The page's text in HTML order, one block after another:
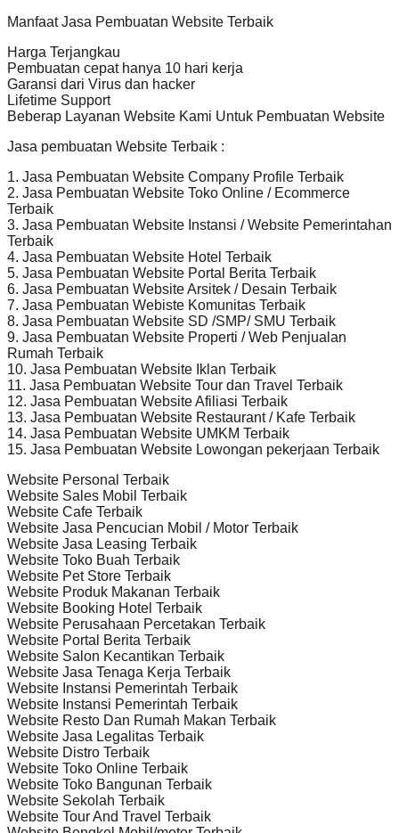
Manfaat Jasa Pembuatan Website Terbaik
Harga Terjangkau
Pembuatan cepat hanya 10 hari kerja
Garansi dari Virus dan hacker
Lifetime Support
Beberap Layanan Website Kami Untuk Pembuatan Website
Jasa pembuatan Website Terbaik :
1. Jasa Pembuatan Website Company Profile Terbaik
2. Jasa Pembuatan Website Toko Online / Ecommerce
Terbaik
3. Jasa Pembuatan Website Instansi / Website Pemerintahan
Terbaik
4. Jasa Pembuatan Website Hotel Terbaik
5. Jasa Pembuatan Website Portal Berita Terbaik
6. Jasa Pembuatan Website Arsitek / Desain Terbaik
7. Jasa Pembuatan Webiste Komunitas Terbaik
8. Jasa Pembuatan Website SD /SMP/ SMU Terbaik
9. Jasa Pembuatan Website Properti / Web Penjualan
Rumah Terbaik
10. Jasa Pembuatan Website Iklan Terbaik
11. Jasa Pembuatan Website Tour dan Travel Terbaik
12. Jasa Pembuatan Website Afiliasi Terbaik
13. Jasa Pembuatan Website Restaurant / Kafe Terbaik
14. Jasa Pembuatan Website UMKM Terbaik
15. Jasa Pembuatan Website Lowongan pekerjaan Terbaik
Website Personal Terbaik
Website Sales Mobil Terbaik
Website Cafe Terbaik
Website Jasa Pencucian Mobil / Motor Terbaik
Website Jasa Leasing Terbaik
Website Toko Buah Terbaik
Website Pet Store Terbaik
Website Produk Makanan Terbaik
Website Booking Hotel Terbaik
Website Perusahaan Percetakan Terbaik
Website Portal Berita Terbaik
Website Salon Kecantikan Terbaik
Website Jasa Tenaga Kerja Terbaik
Website Instansi Pemerintah Terbaik
Website Instansi Pemerintah Terbaik
Website Resto Dan Rumah Makan Terbaik
Website Jasa Legalitas Terbaik
Website Distro Terbaik
Website Toko Online Terbaik
Website Toko Bangunan Terbaik
Website Sekolah Terbaik
Website Tour And Travel Terbaik